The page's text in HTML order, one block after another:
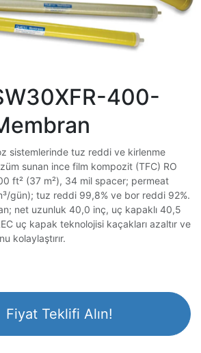
400-
sistemlerinde tuz reddi ve kirlenme
sunan ince film kompozit (TFC) RO
ft² (37 m²), 34 mil spacer; permeat
gün); tuz reddi 99,8% ve bor reddi 92%.
net uzunluk 40,0 inç, uç kapaklı 40,5
uç kapak teknolojisi kaçakları azaltır ve
kolaylaştırır.
Fiyat Teklifi Alın!